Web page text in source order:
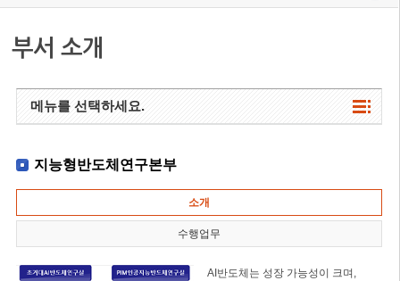
부서 소개
메뉴를 선택하세요.
지능형반도체연구본부
소개
수행업무
AI반도체는 성장 가능성이 크며,